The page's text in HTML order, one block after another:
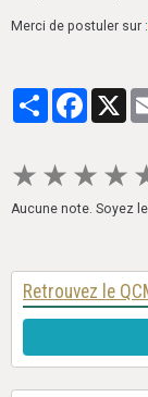
Merci de postuler sur :
PartagerFacebook
★ ★ ★ ★
Aucune note. Soyez
Retrouvez le